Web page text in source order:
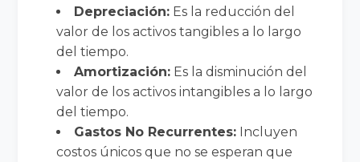
Depreciación: Es la reducción del
valor de los activos tangibles a lo largo
del tiempo.
Amortización: Es la disminución del
valor de los activos intangibles a lo largo
del tiempo.
Gastos No Recurrentes: Incluyen
costos únicos que no se esperan que